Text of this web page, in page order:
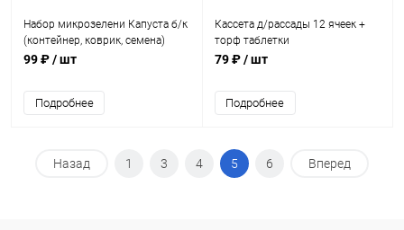
Набор микрозелени Капуста б/к
(контейнер, коврик, семена)
99 ₽/ шт
Подробнее
Кассета д/рассады 12 ячеек +
торф таблетки
79 ₽/ шт
Подробнее
Назад 1 3 4 5 6 Вперед